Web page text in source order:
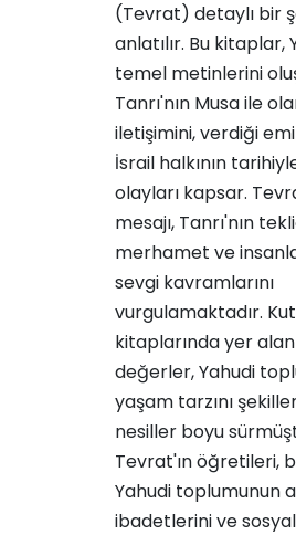
(Tevrat) detaylı bir
anlatılır. Bu kitaplar,
temel metinlerini
Tanrı'nın Musa ile
iletişimini, verdiği
İsrail halkının
olayları kapsar.
mesajı, Tanrı'nın
merhamet ve
sevgi kavramlarını
vurgulamaktadır.
kitaplarında yer
değerler, Yahudi
yaşam tarzını
nesiller boyu
Tevrat'ın öğretileri,
Yahudi toplumunun
ibadetlerini ve sosyal